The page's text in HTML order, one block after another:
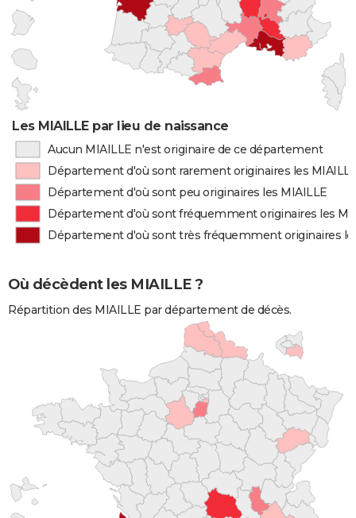
Les MIAILLE par lieu de naissance
Aucun MIAILLE n'est originaire de ce département
Département d'où sont rarement originaires les
Département d'où sont peu originaires les MIAILLE
Département d'où sont fréquemment originaires les
Département d'où sont très fréquemment originaires
Où décèdent les MIAILLE ?
Répartition des MIAILLE par département de décès.